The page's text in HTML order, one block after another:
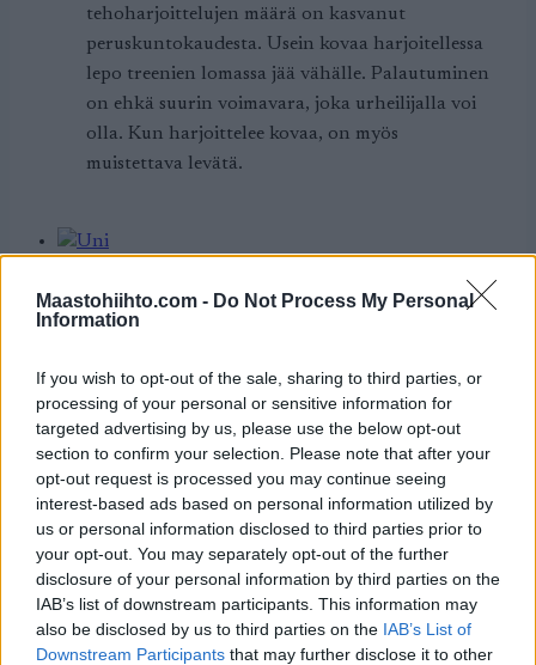
Maastohiihto.com - Do Not Process My Personal
Information
If you wish to opt-out of the sale, sharing to third parties, or
processing of your personal or sensitive information for
targeted advertising by us, please use the below opt-out
section to confirm your selection. Please note that after your
opt-out request is processed you may continue seeing
interest-based ads based on personal information utilized by
us or personal information disclosed to third parties prior to
your opt-out. You may separately opt-out of the further
disclosure of your personal information by third parties on the
IAB’s list of downstream participants. This information may
also be disclosed by us to third parties on the IAB’s List of
Downstream Participants that may further disclose it to other
tehoharjoittelujen määrä on kasvanut
peruskuntokaudesta. Usein kovaa harjoitellessa
lepo treenien lomassa jää vähälle. Palautuminen
on ehkä suurin voimavara, joka urheilijalla voi
olla. Kun harjoittelee kovaa, on myös
muistettava levätä.
Harjoittelu
tärkein palautumiskeino
TEKIJÄTEEMU VIRTANEN
19.01.202619.01.2026
Hyvä harjoitus ja oikea ravinto eivät yksin riitä
tekemään hiihtäjästä vahvaa ja kestävää. Uni on
elimistön tärkein palautumisen muoto, joka
tukee sekä fyysistä että henkistä suorituskykyä.
Riittävä ja laadukas uni voi olla ratkaiseva tekijä,